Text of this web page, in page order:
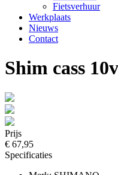
Fietsverhuur
Werkplaats
Nieuws
Contact
Shim cass
Prijs
€ 67,95
Specificaties